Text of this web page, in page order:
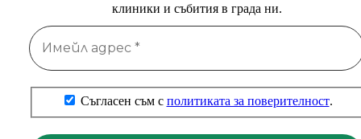
клиники и събития в града ни.
Съгласен съм с политиката за поверителност.